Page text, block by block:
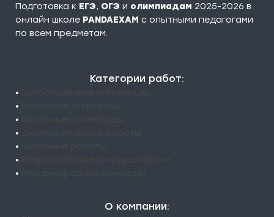
Подготовка к ЕГЭ, ОГЭ и олимпиадам 2025-2026 в
онлайн школе PANDAEXAM c опытными педагогами
по всем предметам.
Категории работ:
•
•
•
•
•
•
•
О компании: